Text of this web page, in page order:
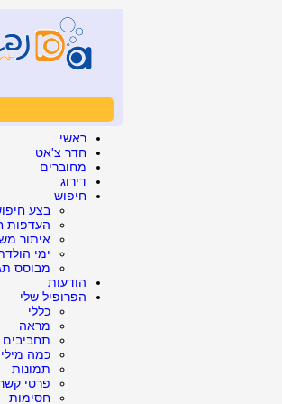
ראשי
חדר צ'אט
מחוברים
דירוג
חיפוש
בצע
העדפות
איתור
ימי
מבוסס
הודעות
הפרופיל שלי
כללי
מראה
תחביבים
כמה
תמונות
פרטי
חסימות